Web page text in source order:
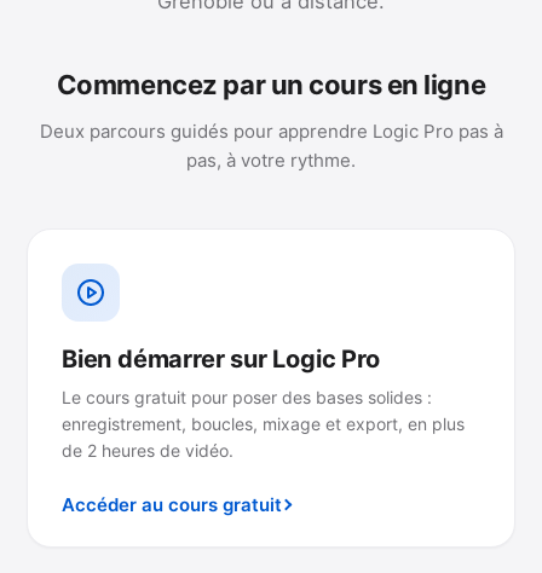
Commencez par un cours en ligne
Deux parcours guidés pour apprendre Logic Pro pas à
pas, à votre rythme.
Bien démarrer sur Logic Pro
Le cours gratuit pour poser des bases solides :
enregistrement, boucles, mixage et export, en plus
de 2 heures de vidéo.
Accéder au cours gratuit